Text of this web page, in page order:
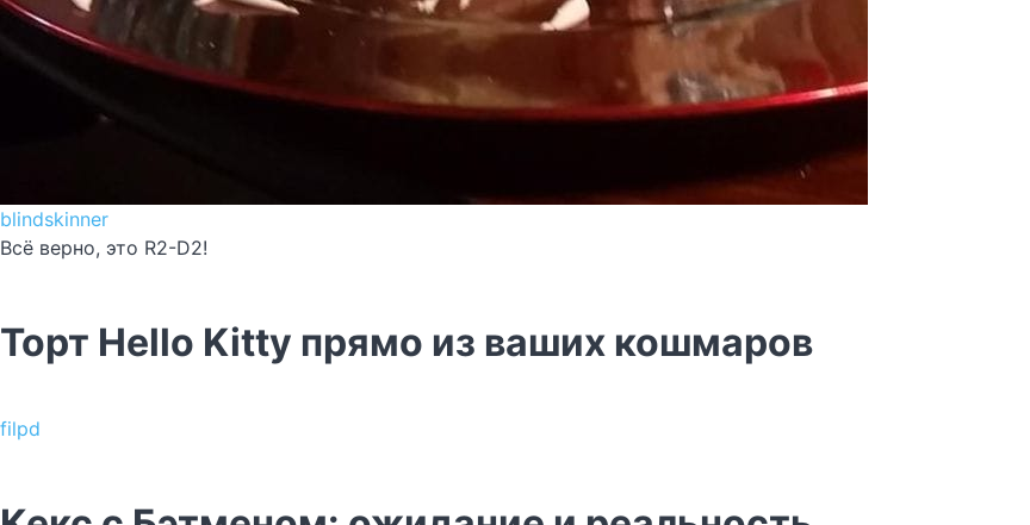
blindskinner
Всё верно, это R2-D2!
Торт Hello Kitty прямо из ваших кошмаров
filpd